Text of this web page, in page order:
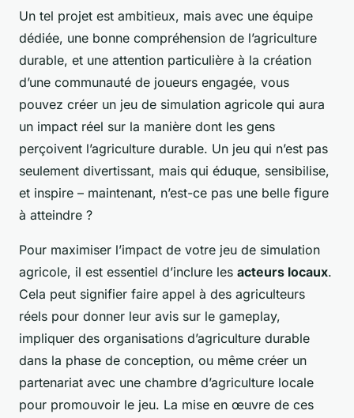
Un tel projet est ambitieux, mais avec une équipe
dédiée, une bonne compréhension de l’agriculture
durable, et une attention particulière à la création
d’une communauté de joueurs engagée, vous
pouvez créer un jeu de simulation agricole qui aura
un impact réel sur la manière dont les gens
perçoivent l’agriculture durable. Un jeu qui n’est pas
seulement divertissant, mais qui éduque, sensibilise,
et inspire – maintenant, n’est-ce pas une belle figure
à atteindre ?
Pour maximiser l’impact de votre jeu de simulation
agricole, il est essentiel d’inclure les acteurs locaux.
Cela peut signifier faire appel à des agriculteurs
réels pour donner leur avis sur le gameplay,
impliquer des organisations d’agriculture durable
dans la phase de conception, ou même créer un
partenariat avec une chambre d’agriculture locale
pour promouvoir le jeu. La mise en œuvre de ces